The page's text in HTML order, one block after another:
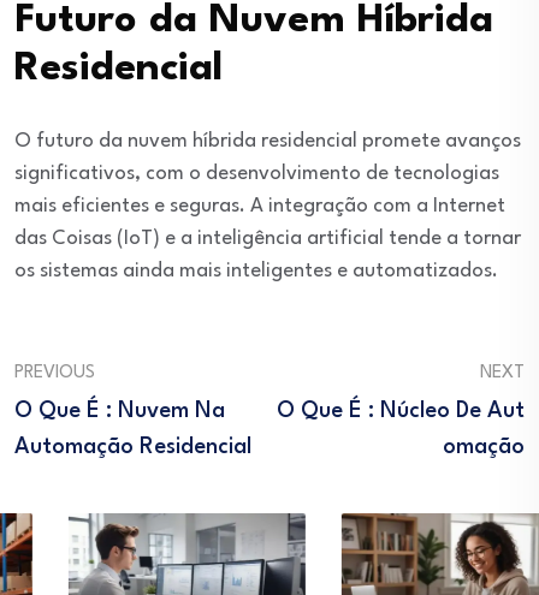
Futuro da Nuvem Híbrida
Residencial
O futuro da nuvem híbrida residencial promete avanços
significativos, com o desenvolvimento de tecnologias
mais eficientes e seguras. A integração com a Internet
das Coisas (IoT) e a inteligência artificial tende a tornar
os sistemas ainda mais inteligentes e automatizados.
PREVIOUS
O Que É : Nuvem Na
Automação Residencial
NEXT
O Que É : Núcleo De Aut
Omação